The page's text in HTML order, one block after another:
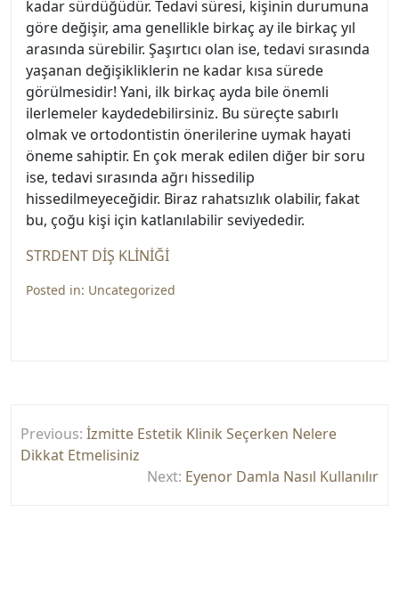
kadar sürdüğüdür. Tedavi süresi, kişinin durumuna
göre değişir, ama genellikle birkaç ay ile birkaç yıl
arasında sürebilir. Şaşırtıcı olan ise, tedavi sırasında
yaşanan değişikliklerin ne kadar kısa sürede
görülmesidir! Yani, ilk birkaç ayda bile önemli
ilerlemeler kaydedebilirsiniz. Bu süreçte sabırlı
olmak ve ortodontistin önerilerine uymak hayati
öneme sahiptir. En çok merak edilen diğer bir soru
ise, tedavi sırasında ağrı hissedilip
hissedilmeyeceğidir. Biraz rahatsızlık olabilir, fakat
bu, çoğu kişi için katlanılabilir seviyededir.
STRDENT DİŞ KLİNİĞİ
Posted in: Uncategorized
gezinmesi
Previous: İzmitte Estetik Klinik Seçerken Nelere
Dikkat Etmelisiniz
Next: Eyenor Damla Nasıl Kullanılır